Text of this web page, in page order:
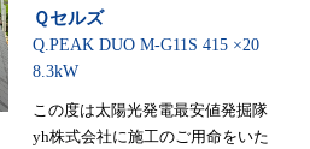
Ｑセルズ
Q.PEAK DUO M-G11S 415 ×20
8.3kW
この度は太陽光発電最安値発掘隊
yh株式会社に施工のご用命をいた